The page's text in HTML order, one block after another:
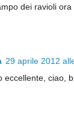
dei ravioli ora
29 aprile 2012
eccellente, ciao,